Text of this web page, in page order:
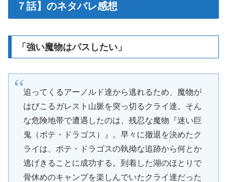
７話】のネタバレ感想
「強い魔物はパスしたい」
追ってくるアーノルド達から逃れるため、魔物が
はびこるガレスト山脈を突っ切るクライ達。そん
な危険地帯で遭遇したのは、残忍な魔物『迷い巨
鬼（ポテ・ドラゴス）』。早々に撤退を決めたク
ライは、ポテ・ドラゴスの執拗な追跡から何とか
逃げきることに成功する。到着した湖のほとりで
骨休めのキャンプを楽しんでいたクライ達だった